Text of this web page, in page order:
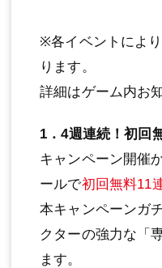
※各イベントによ
ります。
詳細はゲーム内お
1．4週連続！初回
キャンペーン開催
ールで初回無料11
本キャンペーンガ
クターの強力な「
ます。